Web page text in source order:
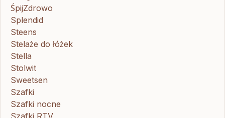
ŚpijZdrowo
Splendid
Steens
Stelaże do łóżek
Stella
Stolwit
Sweetsen
Szafki
Szafki nocne
Szafki RTV